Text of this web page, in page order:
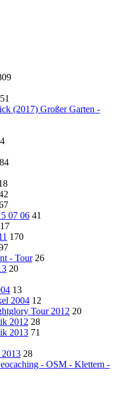
(2017) Großer Garten -
07 06 41
17
170
- Tour 26
20
13
2004 12
Tour 2012 20
2012 28
2013 71
2013 28
- OSM - Klettern -